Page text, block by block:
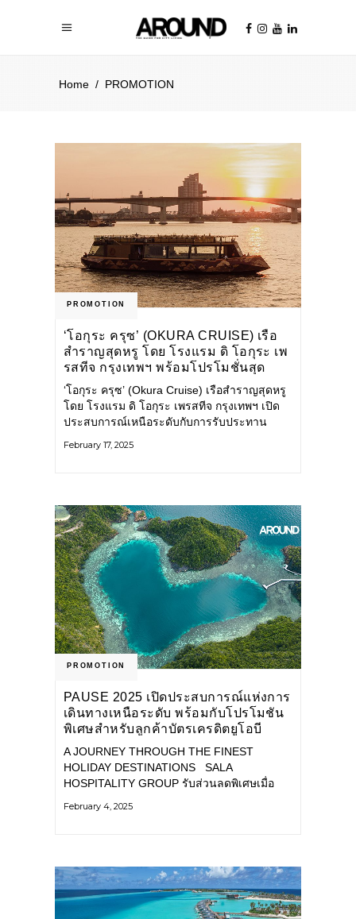
Home / PROMOTION
PROMOTION
‘โอกุระ ครุซ’ (OKURA CRUISE) เรือ
สำราญสุดหรู โดย โรงแรม ดิ โอกุระ เพ
รสทีจ กรุงเทพฯ พร้อมโปรโมชั่นสุด
พิเศษ
‘โอกุระ ครุซ’ (Okura Cruise) เรือสำราญสุดหรู
โดย โรงแรม ดิ โอกุระ เพรสทีจ กรุงเทพฯ เปิด
ประสบการณ์เหนือระดับกับการรับประทาน
February 17, 2025
PROMOTION
PAUSE 2025 เปิดประสบการณ์แห่งการ
เดินทางเหนือระดับ พร้อมกับโปรโมชัน
พิเศษสำหรับลูกค้าบัตรเครดิตยูโอบี
A JOURNEY THROUGH THE FINEST
HOLIDAY DESTINATIONS SALA
HOSPITALITY GROUP รับส่วนลดพิเศษเมื่อ
แอนด์สปา ส่วนลด
February 4, 2025